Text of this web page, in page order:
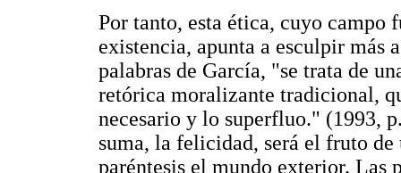
Por tanto, esta ética, cuyo campo
existencia, apunta a esculpir más
palabras de García, "se trata de
retórica moralizante tradicional,
necesario y lo superfluo." (1993,
suma, la felicidad, será el fruto
paréntesis el mundo exterior. Las